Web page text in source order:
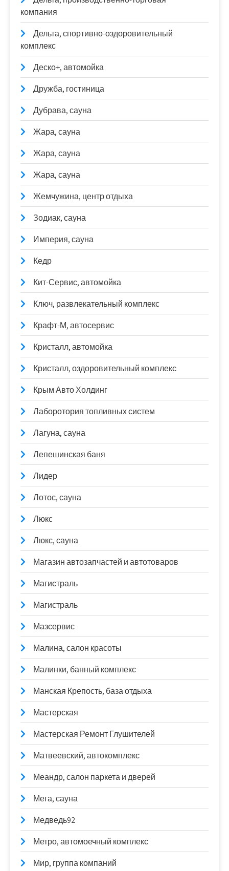
компания
Дельта, спортивно-оздоровительный
комплекс
Деско+, автомойка
Дружба, гостиница
Дубрава, сауна
Жара, сауна
Жара, сауна
Жара, сауна
Жемчужина, центр отдыха
Зодиак, сауна
Империя, сауна
Кедр
Кит-Сервис, автомойка
Ключ, развлекательный комплекс
Крафт-М, автосервис
Кристалл, автомойка
Кристалл, оздоровительный комплекс
Крым Авто Холдинг
Лаборотория топливных систем
Лагуна, сауна
Лепешинская баня
Лидер
Лотос, сауна
Люкс
Люкс, сауна
Магазин автозапчастей и автотоваров
Магистраль
Магистраль
Мазсервис
Малина, салон красоты
Малинки, банный комплекс
Манская Крепость, база отдыха
Мастерская
Мастерская Ремонт Глушителей
Матвеевский, автокомплекс
Меандр, салон паркета и дверей
Мега, сауна
Медведь92
Метро, автомоечный комплекс
Мир, группа компаний